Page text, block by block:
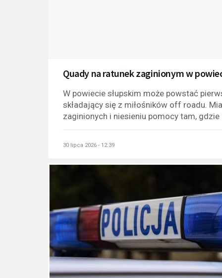
Quady na ratunek zaginionym w
W powiecie słupskim może powstać
składający się z miłośników off roadu.
zaginionych i niesieniu pomocy tam,
30 lipca 2026 - 12:39